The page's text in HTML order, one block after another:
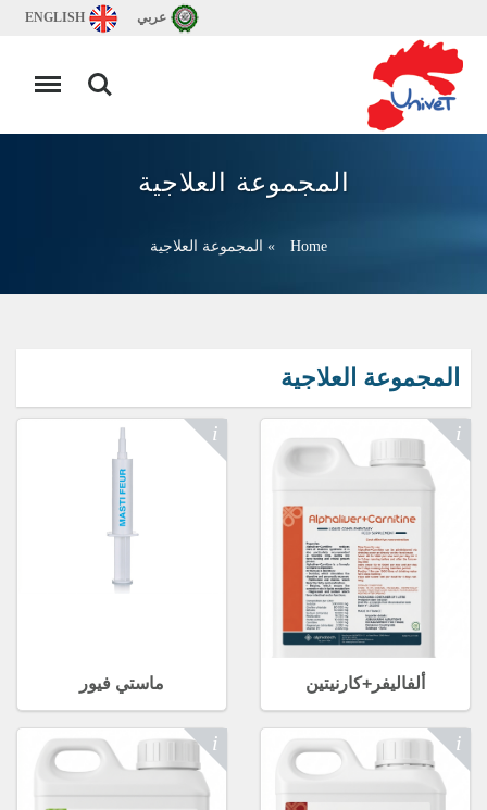
ENGLISH عربي
المجموعة العلاجية
Home
» المجموعة العلاجية
المجموعة العلاجية
ماستي فيور ألفاليفر+كارنيتين